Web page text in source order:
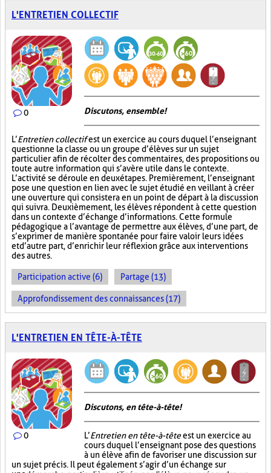
L'ENTRETIEN COLLECTIF
0 Discutons, ensemble!
L’Entretien collectifest un exercice au cours duquel l’enseignant
questionne la classe ou un groupe d’élèves sur un sujet
particulier afin de récolter des commentaires, des propositions ou
toute autre information qui s’avère utile dans le contexte.
L’activité se déroule en deux étapes. Premièrement, l’enseignant
pose une question en lien avec le sujet étudié en veillant à créer
une ouverture qui consistera en un point de départ à la discussion
qui suivra. Deuxièmement, les élèves répondent à cette question
dans un contexte d’échange d’informations. Cette formule
pédagogique a l’avantage de permettre aux élèves, d’une part, de
s’exprimer de manière spontanée pour faire valoir leurs idées
et d’autre part, d’enrichir leur réflexion grâce aux interventions
des autres.
Participation active (6) Partage (13)
Approfondissement des connaissances (17)
L'ENTRETIEN EN TÊTE-À-TÊTE
0
Discutons, en tête-à-tête!
L’Entretien en tête-à-têteest un exercice au
cours duquel l’enseignant pose des questions
à un élève afin de favoriser une discussion sur
un sujet précis. Il peut également s’agir d’un échange sur